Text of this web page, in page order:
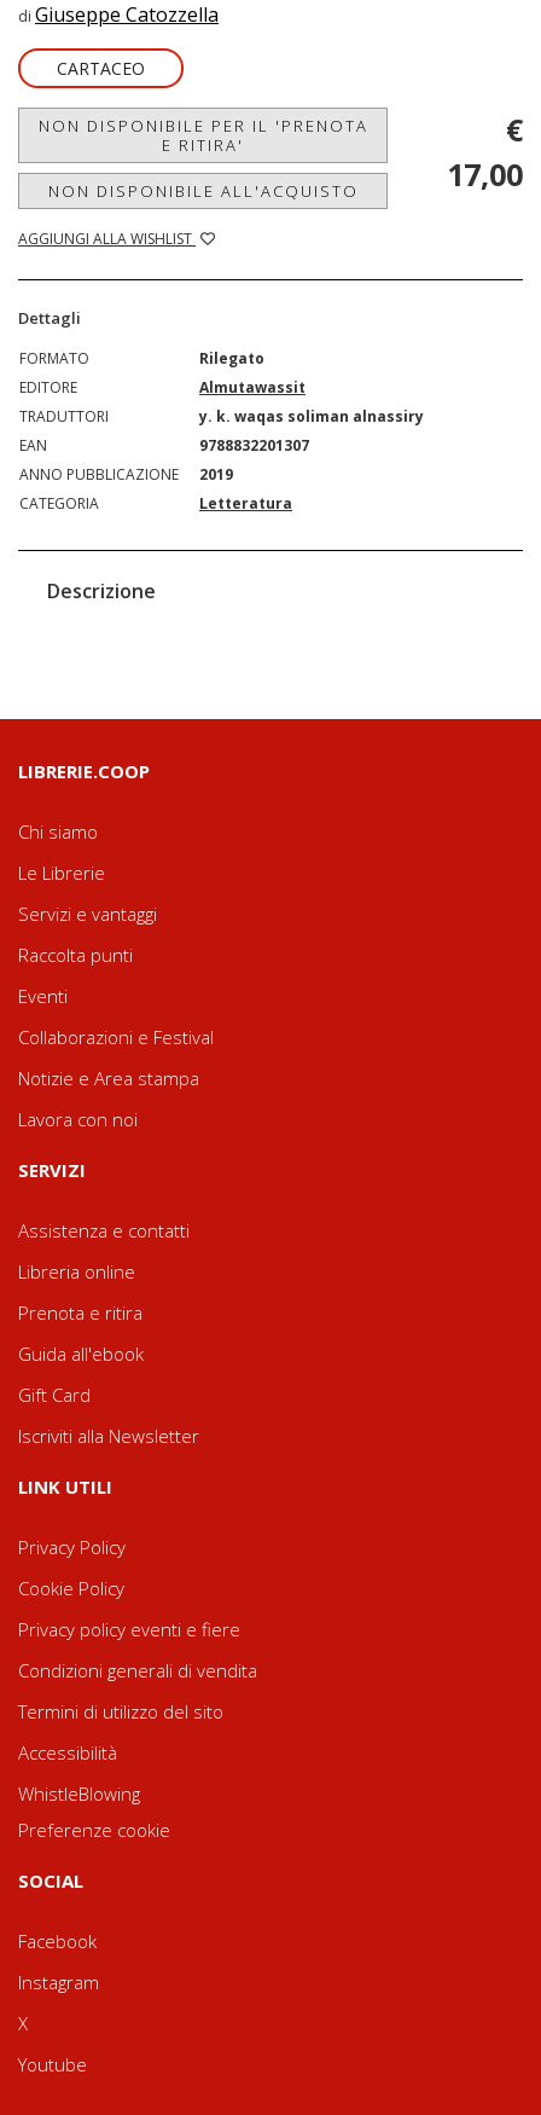
di Giuseppe Catozzella
CARTACEO
NON DISPONIBILE PER IL 'PRENOTA
E RITIRA'
NON DISPONIBILE ALL'ACQUISTO
AGGIUNGI ALLA WISHLIST
€
17,00
Dettagli
FORMATO
Rilegato
EDITORE
Almutawassit
TRADUTTORI
y. k. waqas soliman alnassiry
EAN
9788832201307
ANNO PUBBLICAZIONE
2019
CATEGORIA
Letteratura
Descrizione
LIBRERIE.COOP
Chi siamo
Le Librerie
Servizi e vantaggi
Raccolta punti
Eventi
Collaborazioni e Festival
Notizie e Area stampa
Lavora con noi
SERVIZI
Assistenza e contatti
Libreria online
Prenota e ritira
Guida all'ebook
Gift Card
Iscriviti alla Newsletter
LINK UTILI
Privacy Policy
Cookie Policy
Privacy policy eventi e fiere
Condizioni generali di vendita
Termini di utilizzo del sito
Accessibilità
WhistleBlowing
Preferenze cookie
SOCIAL
Facebook
Instagram
X
Youtube